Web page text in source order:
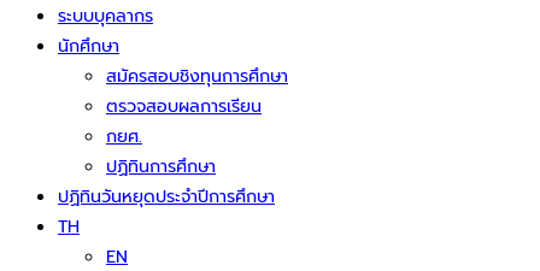
ระบบบุคลากร
นักศึกษา
สมัครสอบชิงทุนการศึกษา
ตรวจสอบผลการเรียน
กยศ.
ปฏิทินการศึกษา
ปฏิทินวันหยุดประจำปีการศึกษา
TH
EN